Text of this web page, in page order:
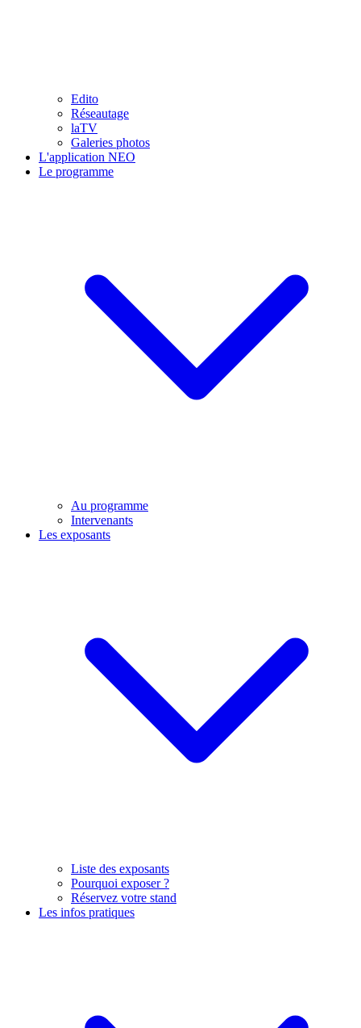
Edito
Réseautage
laTV
Galeries photos
L'application NEO
Le programme
Au programme
Intervenants
Les exposants
Liste des exposants
Pourquoi exposer ?
Réservez votre stand
Les infos pratiques